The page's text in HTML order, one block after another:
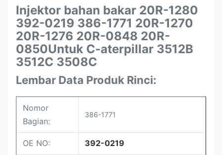
Injektor bahan bakar 20R-1280
392-0219 386-1771 20R-1270
20R-1276 20R-0848 20R-
0850Untuk C-aterpillar 3512B
3512C 3508C
Lembar Data Produk Rinci:
Nomor
Bagian:
386-1771
OE NO: 392-0219